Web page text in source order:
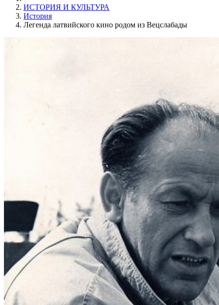
ИСТОРИЯ И КУЛЬТУРА
История
Легенда латвийского кино родом из Вецслабады